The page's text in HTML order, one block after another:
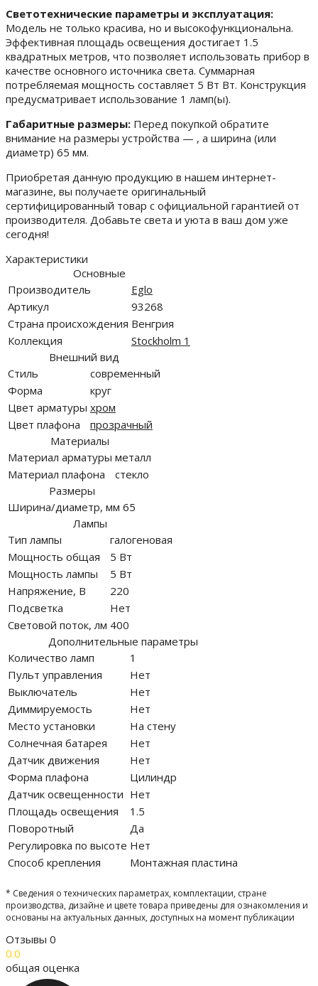
Светотехнические параметры и эксплуатация:
Модель не только красива, но и высокофункциональна.
Эффективная площадь освещения достигает 1.5
квадратных метров, что позволяет использовать прибор в
качестве основного источника света. Суммарная
потребляемая мощность составляет 5 Вт Вт. Конструкция
предусматривает использование 1 ламп(ы).
Габаритные размеры: Перед покупкой обратите
внимание на размеры устройства — , а ширина (или
диаметр) 65 мм.
Приобретая данную продукцию в нашем интернет-
магазине, вы получаете оригинальный
сертифицированный товар с официальной гарантией от
производителя. Добавьте света и уюта в ваш дом уже
сегодня!
Характеристики
Основные
Производитель
Eglo
Артикул
93268
Страна происхождения Венгрия
Коллекция
Stockholm 1
Внешний вид
Стиль
современный
Форма
круг
Цвет арматуры хром
Цвет плафона
прозрачный
Материалы
Материал арматуры металл
Материал плафона
стекло
Размеры
Ширина/диаметр, мм 65
Лампы
Тип лампы
галогеновая
Мощность общая
5 Вт
Мощность лампы
5 Вт
Напряжение, В
220
Подсветка
Нет
Световой поток, лм 400
Дополнительные параметры
Количество ламп
1
Пульт управления
Нет
Выключатель
Нет
Диммируемость
Нет
Место установки
На стену
Солнечная батарея
Нет
Датчик движения
Нет
Форма плафона
Цилиндр
Датчик освещенности Нет
Площадь освещения
1.5
Поворотный
Да
Регулировка по высоте Нет
Способ крепления
Монтажная пластина
* Сведения о технических параметрах, комплектации, стране
производства, дизайне и цвете товара приведены для ознакомления и
основаны на актуальных данных, доступных на момент публикации
Отзывы 0
0.0
общая оценка